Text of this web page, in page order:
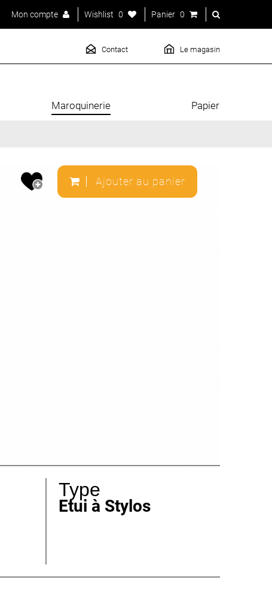
Panier 0
Wishlist 0
Mon compte
Le magasin
Contact
Maroquinerie Papier
Ajouter au panier
Type
Etui à Stylos